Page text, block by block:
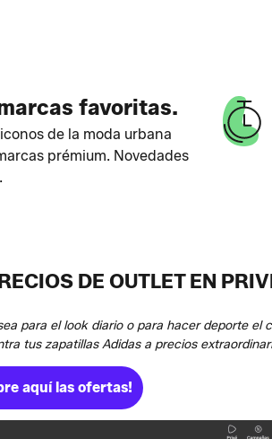
favoritas.
de la moda urbana
prémium. Novedades
DE OUTLET EN
para el look diario o para hacer deporte el
tus zapatillas Adidas a precios
aquí las ofertas!